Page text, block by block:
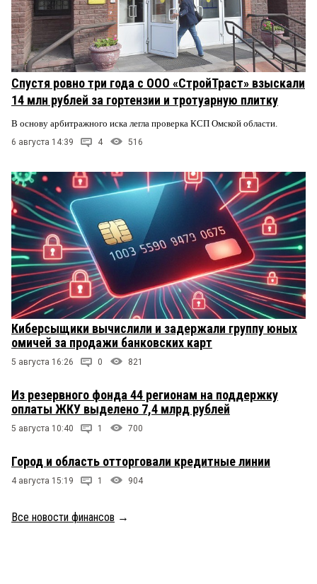
Спустя ровно три года с ООО «СтройТраст» взыскали
14 млн рублей за гортензии и тротуарную плитку
В основу арбитражного иска легла проверка КСП Омской области.
6 августа 14:39 4 516
Киберсыщики вычислили и задержали группу юных
омичей за продажи банковских карт
5 августа 16:26 0 821
Из резервного фонда 44 регионам на поддержку
оплаты ЖКУ выделено 7,4 млрд рублей
5 августа 10:40 1 700
Город и область отторговали кредитные линии
4 августа 15:19 1 904
Все новости финансов →